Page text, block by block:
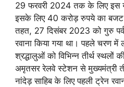
29 फरवरी 2024 तक के लिए इस
इसके लिए 40 करोड़ रुपये का
तहत, 27 दिसंबर 2023 को गुरु
रवाना किया गया था। पहले
श्रद्धालुओं को विभिन्न तीर्थ स्थलों
अमृतसर रेलवे स्टेशन से मुख्यमंत्री
नांदेड़ साहिब के लिए पहली ट्रेन